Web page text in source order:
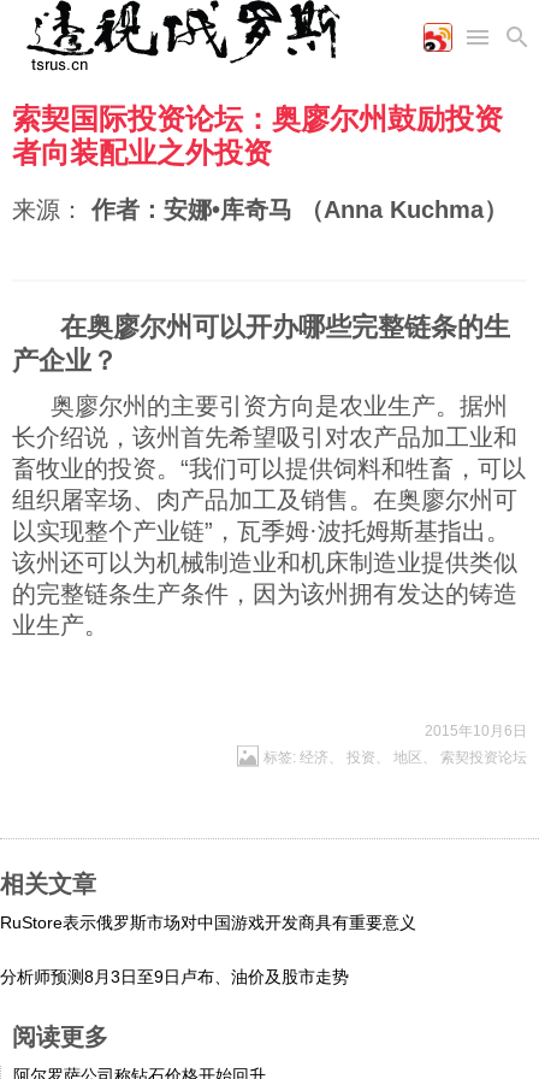
首页
国际
军事
空军
海军
陆军
评论
经济
财经
商业
工业
科技
文艺
教育
美食
体育
视听
图片新闻
高清图片
漫画
索契国际投资论坛：奥廖尔州鼓励投资
者向装配业之外投资
来源： 作者：安娜•库奇马 （Anna Kuchma）
在奥廖尔州可以开办哪些完整链条的生
产企业？
奥廖尔州的主要引资方向是农业生产。据州
长介绍说，该州首先希望吸引对农产品加工业和
畜牧业的投资。“我们可以提供饲料和牲畜，可以
组织屠宰场、肉产品加工及销售。在奥廖尔州可
以实现整个产业链”，瓦季姆·波托姆斯基指出。
该州还可以为机械制造业和机床制造业提供类似
的完整链条生产条件，因为该州拥有发达的铸造
业生产。
2015年10月6日
标签: 经济 、 投资 、 地区 、 索契投资论坛
相关文章
RuStore表示俄罗斯市场对中国游戏开发商具有重要意义
分析师预测8月3日至9日卢布、油价及股市走势
阅读更多